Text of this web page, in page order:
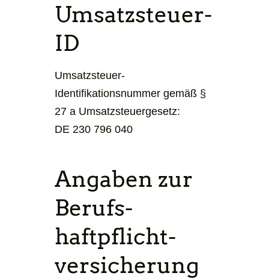
Umsatzsteuer-
ID
Umsatzsteuer-
Identifikationsnummer gemäß §
27 a Umsatzsteuergesetz:
DE 230 796 040
Angaben zur
Berufs­
haftpflicht­
versicherung